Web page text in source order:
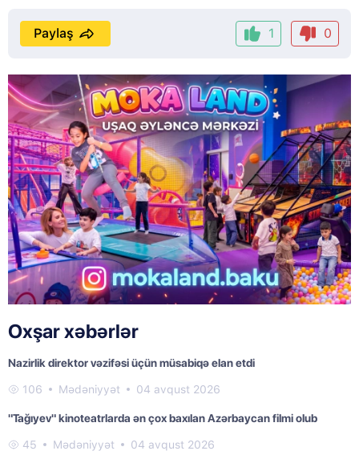
1 0
Paylaş
Oxşar xəbərlər
Nazirlik direktor vəzifəsi üçün müsabiqə elan etdi
106 Mədəniyyət 04 avqust 2026
"Tağıyev" kinoteatrlarda ən çox baxılan Azərbaycan filmi olub
45 Mədəniyyət 04 avqust 2026